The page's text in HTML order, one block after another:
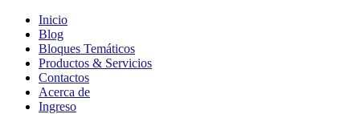
Inicio
Blog
Bloques Temáticos
Productos & Servicios
Contactos
Acerca de
Ingreso